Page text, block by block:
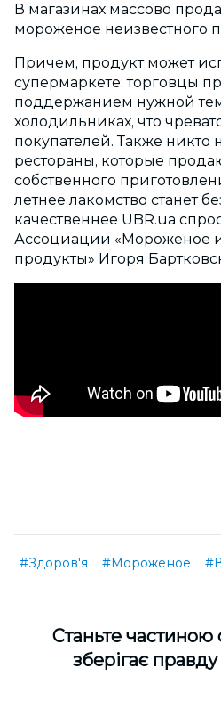
В магазинах массово
мороженое неизвестного
Причем, продукт может
супермаркете: торговцы
поддержанием нужной
холодильниках, что
покупателей. Также никто
рестораны, которые
собственного
летнее лакомство станет
качественнее UBR.ua
Ассоциации «Мороженое
продукты» Игоря
#Здоров'я #Мороженое
Cтаньте частиною
зберігає